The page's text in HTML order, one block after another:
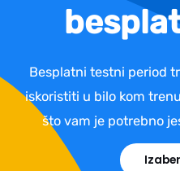
Besplatni testni period
iskoristiti u bilo kom
što vam je potrebno